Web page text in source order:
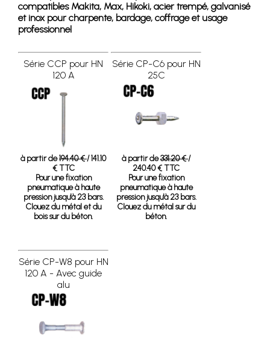
compatibles Makita, Max, Hikoki, acier trempé, galvanisé
et inox pour charpente, bardage, coffrage et usage
professionnel
Série CCP pour HN
120 A
à partir de194.40 €/ 141.10
€ TTC
Pour une fixation
pneumatique à haute
pression jusqu'à 23 bars.
Clouez du métal et du
bois sur du béton.
Série CP-C6 pour HN
25C
à partir de331.20 €/
240.40 € TTC
Pour une fixation
pneumatique à haute
pression jusqu'à 23 bars.
Clouez du métal sur du
béton.
Série CP-W8 pour HN
120 A - Avec guide
alu